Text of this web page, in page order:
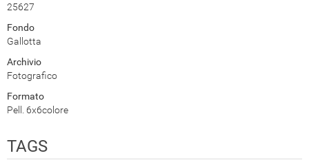
25627
Fondo
Gallotta
Archivio
Fotografico
Formato
Pell. 6x6colore
TAGS